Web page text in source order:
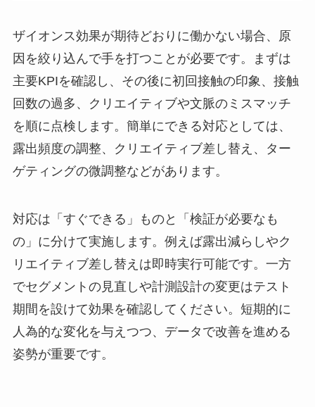
ザイオンス効果が期待どおりに働かない場合、原
因を絞り込んで手を打つことが必要です。まずは
主要KPIを確認し、その後に初回接触の印象、接触
回数の過多、クリエイティブや文脈のミスマッチ
を順に点検します。簡単にできる対応としては、
露出頻度の調整、クリエイティブ差し替え、ター
ゲティングの微調整などがあります。
対応は「すぐできる」ものと「検証が必要なも
の」に分けて実施します。例えば露出減らしやク
リエイティブ差し替えは即時実行可能です。一方
でセグメントの見直しや計測設計の変更はテスト
期間を設けて効果を確認してください。短期的に
人為的な変化を与えつつ、データで改善を進める
姿勢が重要です。